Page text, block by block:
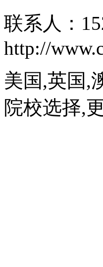
联系人：
http://
美国,英国,
院校选择,